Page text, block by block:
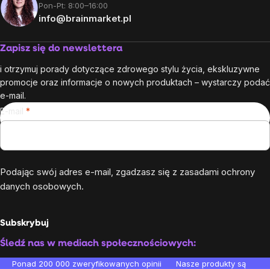
Pon-Pt: 8:00–16:00
info@brainmarket.pl
Zapisz się do newslettera
i otrzymuj porady dotyczące zdrowego stylu życia, ekskluzywne
promocje oraz informacje o nowych produktach – wystarczy podać
e-mail.
E-mail
Podając swój adres e-mail, zgadzasz się z zasadami ochrony
danych osobowych.
Subskrybuj
Śledź nas w mediach społecznościowych:
Ponad 200 000 zweryfikowanych opinii Nasze produkty są